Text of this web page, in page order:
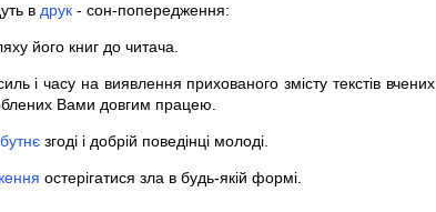
в друк- сон-попередження:
його книг до читача.
і часу на виявлення прихованого змісту текстів вчених
Вами довгим працею.
згоді і добрій поведінці молоді.
остерігатися зла в будь-якій формі.